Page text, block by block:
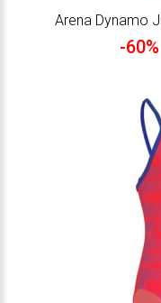
Arena Dynamo
-60%